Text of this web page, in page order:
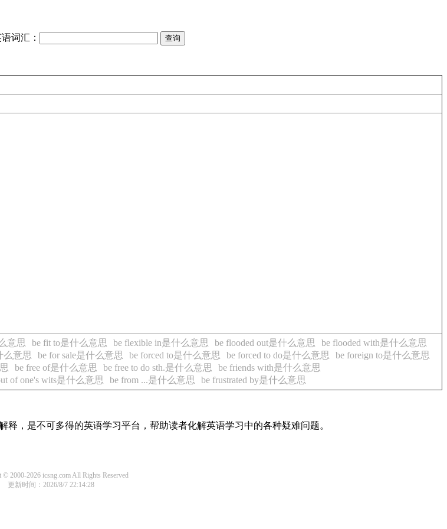
词汇：
意思 be fit to是什么意思 be flexible in是什么意思 be flooded out是什么意思
be flooded with是什么意思
么意思 be for sale是什么意思 be forced to是什么意思 be forced to do是什么意思
be foreign to是什么意思
be free of是什么意思 be free to do sth.是什么意思
be friends with是什么意思
of one's wits是什么意思 be from ...是什么意思 be frustrated by是什么意思
，是不可多得的英语学习平台，帮助读者化解英语学习中的各种疑难问题。
© 2000-2026 icsng.com All Rights Reserved
更新时间：2026/8/7 22:14:28